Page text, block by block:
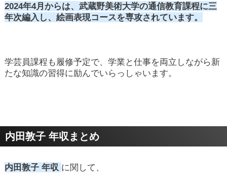
2024年4月からは、 武蔵野美術大学の通信教育課程に三
年次編入 し、 絵画表現コースを専攻されています。
学芸員課程 も履修予定で、 学業 と仕事を両立 しながら新
たな知識の習得に励んでいらっしゃい ます。
内田敦子 年収まとめ
内田敦子 年収 に関して、